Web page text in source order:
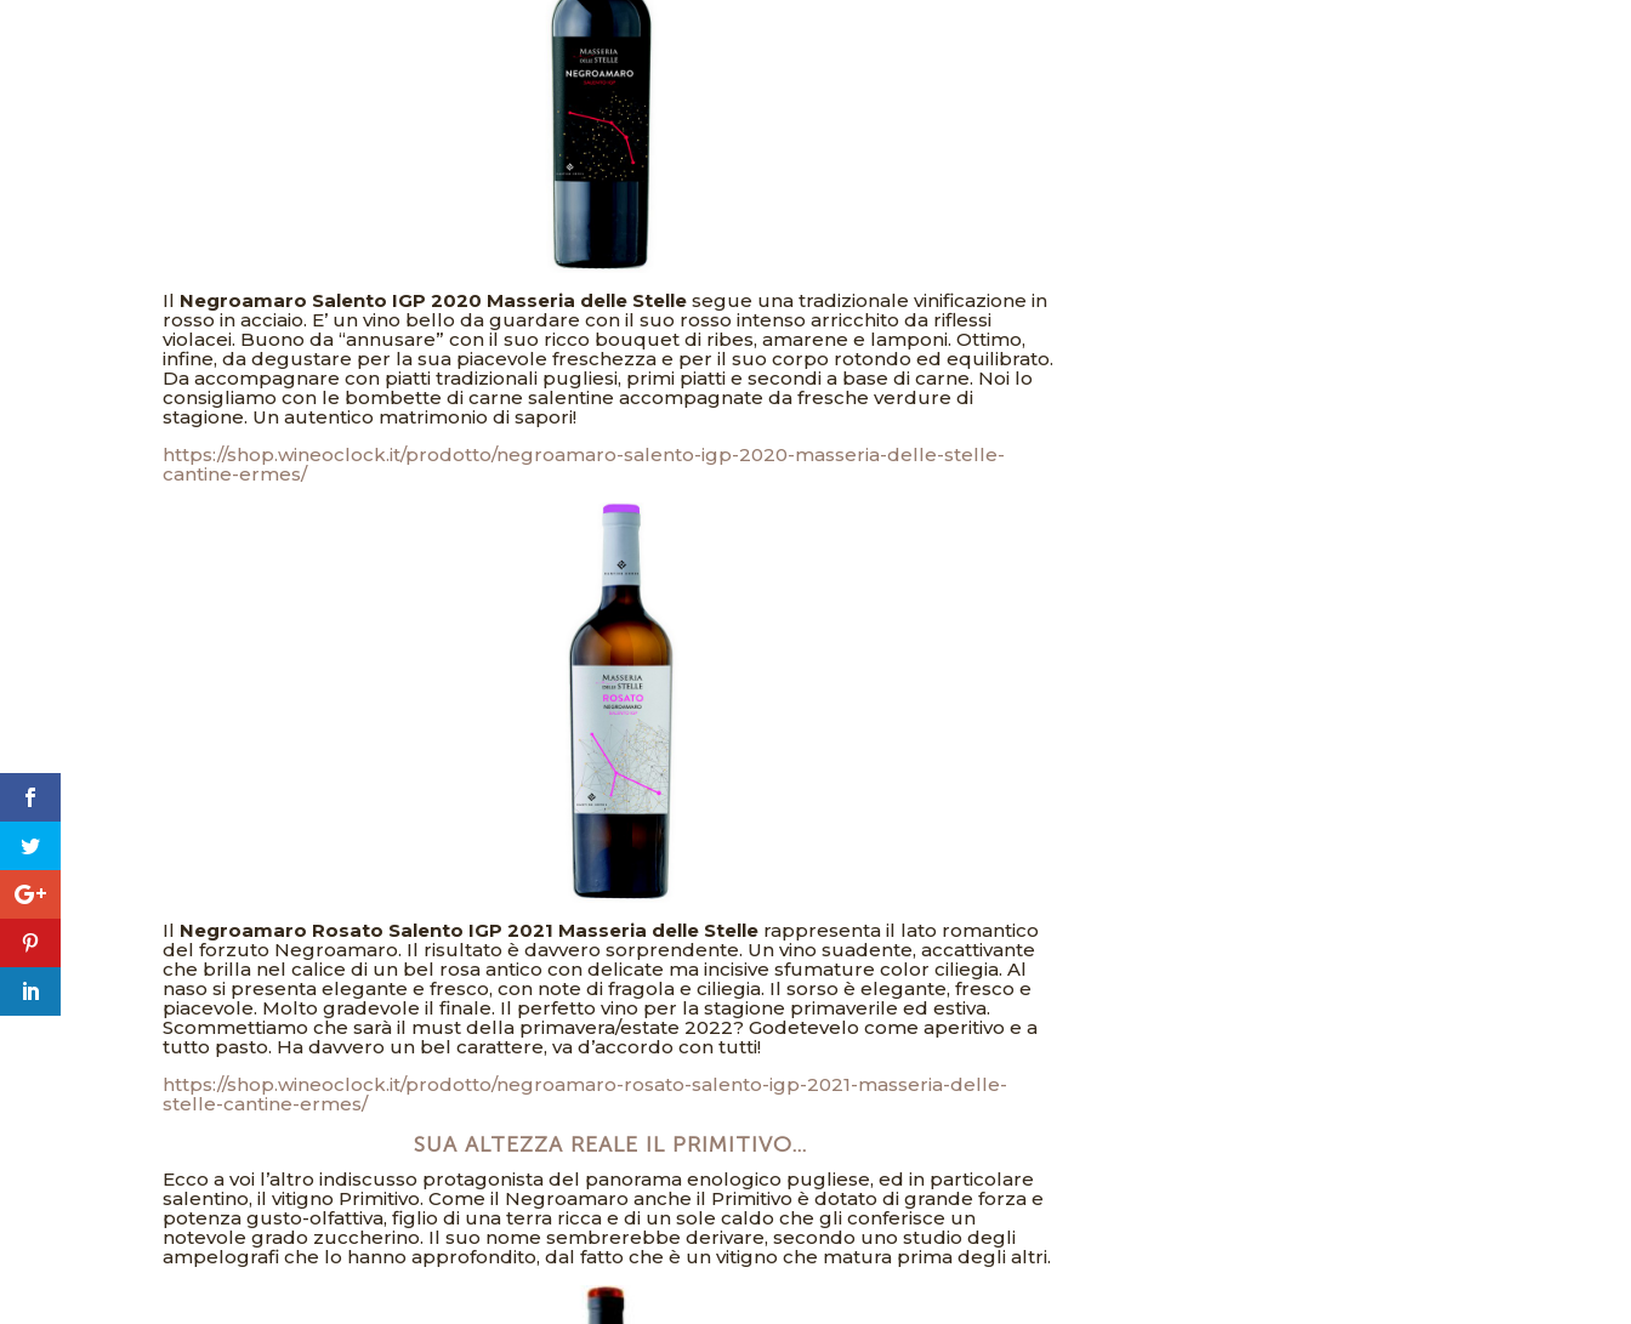
Il Negroamaro Salento IGP 2020 Masseria delle Stelle segue una tradizionale vinificazione in
rosso in acciaio. E’ un vino bello da guardare con il suo rosso intenso arricchito da riflessi
violacei. Buono da “annusare” con il suo ricco bouquet di ribes, amarene e lamponi. Ottimo,
infine, da degustare per la sua piacevole freschezza e per il suo corpo rotondo ed equilibrato.
Da accompagnare con piatti tradizionali pugliesi, primi piatti e secondi a base di carne. Noi lo
consigliamo con le bombette di carne salentine accompagnate da fresche verdure di
stagione. Un autentico matrimonio di sapori!
https://shop.wineoclock.it/prodotto/negroamaro-salento-igp-2020-masseria-delle-stelle-
cantine-ermes/
Il Negroamaro Rosato Salento IGP 2021 Masseria delle Stelle rappresenta il lato romantico
del forzuto Negroamaro. Il risultato è davvero sorprendente. Un vino suadente, accattivante
che brilla nel calice di un bel rosa antico con delicate ma incisive sfumature color ciliegia. Al
naso si presenta elegante e fresco, con note di fragola e ciliegia. Il sorso è elegante, fresco e
piacevole. Molto gradevole il finale. Il perfetto vino per la stagione primaverile ed estiva.
Scommettiamo che sarà il must della primavera/estate 2022? Godetevelo come aperitivo e a
tutto pasto. Ha davvero un bel carattere, va d’accordo con tutti!
https://shop.wineoclock.it/prodotto/negroamaro-rosato-salento-igp-2021-masseria-delle-
stelle-cantine-ermes/
SUA ALTEZZA REALE IL PRIMITIVO…
Ecco a voi l’altro indiscusso protagonista del panorama enologico pugliese, ed in particolare
salentino, il vitigno Primitivo. Come il Negroamaro anche il Primitivo è dotato di grande forza e
potenza gusto-olfattiva, figlio di una terra ricca e di un sole caldo che gli conferisce un
notevole grado zuccherino. Il suo nome sembrerebbe derivare, secondo uno studio degli
ampelografi che lo hanno approfondito, dal fatto che è un vitigno che matura prima degli altri.